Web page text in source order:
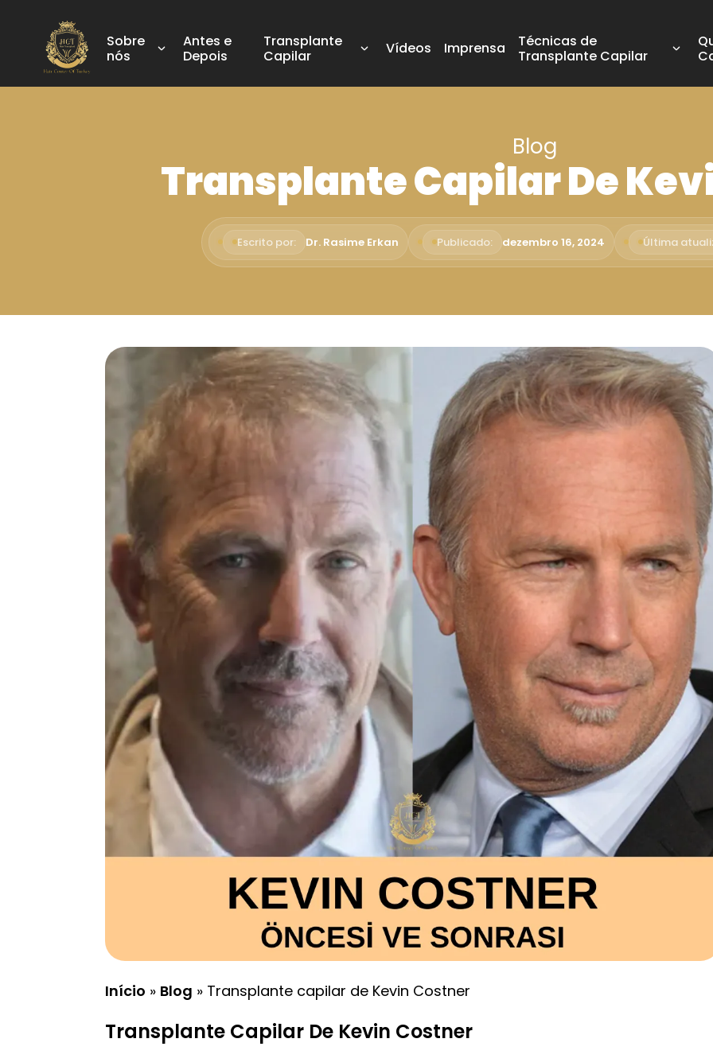
Sobre
nós
Antes e
Depois
Transplante
Capilar
Vídeos Imprensa
Técnicas de
Transplante Capilar
Blog
Transplante Capilar De
Escrito por: Dr. Rasime Erkan Publicado: dezembro 16, 2024 Última
Início » Blog » Transplante capilar de Kevin Costner
Transplante Capilar De Kevin Costner